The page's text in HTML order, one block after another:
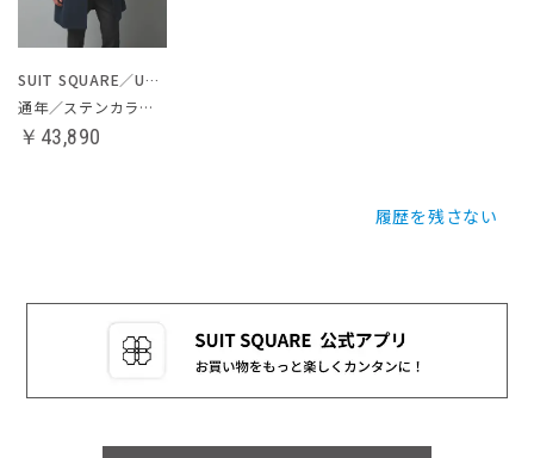
SUIT SQUARE／UNIVERSAL LANGUAGE
通年／ステンカラーコート
￥43,890
履歴を残さない